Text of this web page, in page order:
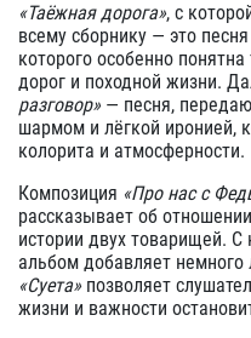
«Таёжная дорога», с
всему сборнику — это
которого особенно
дорог и походной жизни.
разговор»— песня,
шармом и лёгкой иронией,
колорита и атмосферности.
Композиция «Про нас с
рассказывает об
истории двух товарищей. С
альбом добавляет немного
«Суета»позволяет
жизни и важности